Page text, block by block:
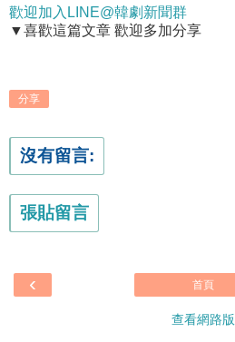
歡迎加入LINE@韓劇新聞群
▼喜歡這篇文章 歡迎多加分享
分享
沒有留言:
張貼留言
‹ 首頁
查看網路版